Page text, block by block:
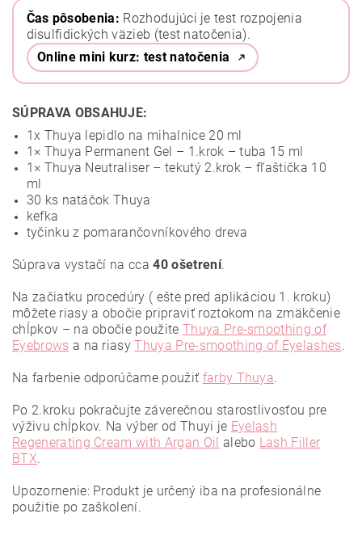
Čas pôsobenia: Rozhodujúci je test rozpojenia
disulfidických väzieb (test natočenia).
Online mini kurz: test natočenia
SÚPRAVA OBSAHUJE:
1x Thuya lepidlo na mihalnice 20 ml
1× Thuya Permanent Gel – 1.krok – tuba 15 ml
1× Thuya Neutraliser – tekutý 2.krok – fľaštička 10
ml
30 ks natáčok Thuya
kefka
tyčinku z pomarančovníkového dreva
Súprava vystačí na cca40 ošetrení.
Na začiatku procedúry ( ešte pred aplikáciou 1. kroku)
môžete riasy a obočie pripraviť roztokom na zmäkčenie
chĺpkov – na obočie použite Thuya Pre-smoothing of
Eyebrows a na riasyThuya Pre-smoothing of Eyelashes.
Na farbenie odporúčame použiť farby Thuya.
Po 2.kroku pokračujte záverečnou starostlivosťou pre
výživu chĺpkov. Na výber od Thuyi je Eyelash
Regenerating Cream with Argan Oil alebo Lash Filler
BTX.
Upozornenie: Produkt je určený iba na profesionálne
použitie po zaškolení.